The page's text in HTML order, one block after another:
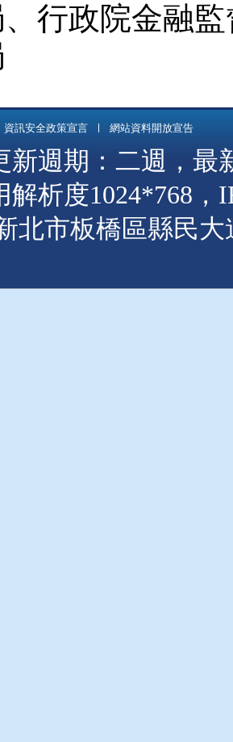
行政院金融
資訊安全政策宣言 網站資料開放宣告
新週期：二週，最
解析度1024*768
北市板橋區縣民